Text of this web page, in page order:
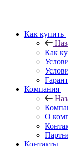
Как купить
Как
Компания
О
Контакты